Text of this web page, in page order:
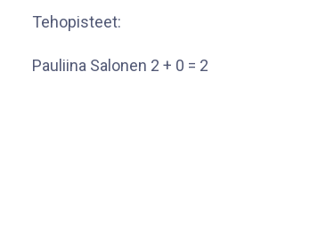
Tehopisteet:
Pauliina Salonen 2 + 0 = 2